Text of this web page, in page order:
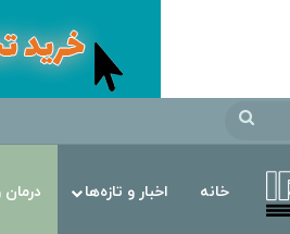
جستجو
خانه اخبار و تازه‌ها